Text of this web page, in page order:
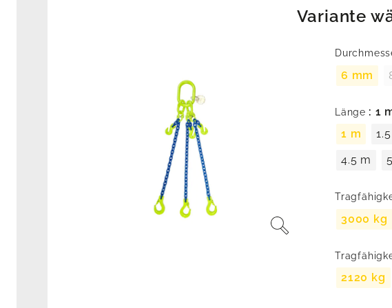
Variante
6 mm
Länge : 1
1 m
4.5 m
3000 kg
2120 kg